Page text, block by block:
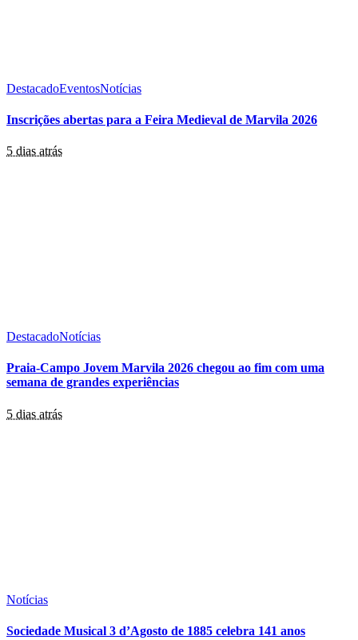
DestacadoEventosNotícias
Inscrições abertas para a Feira Medieval de Marvila 2026
5 dias atrás
DestacadoNotícias
Praia-Campo Jovem Marvila 2026 chegou ao fim com uma
semana de grandes experiências
5 dias atrás
Notícias
Sociedade Musical 3 d’Agosto de 1885 celebra 141 anos